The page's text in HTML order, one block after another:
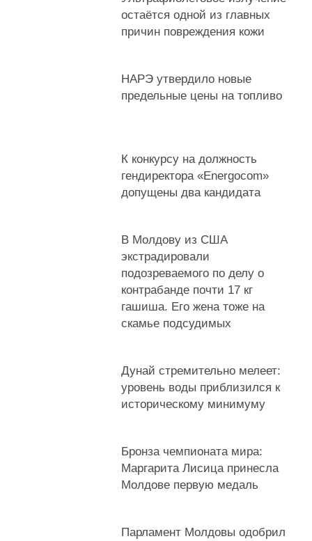
остаётся одной из главных
причин повреждения кожи
НАРЭ утвердило новые
предельные цены на топливо
К конкурсу на должность
гендиректора «Energocom»
допущены два кандидата
В Молдову из США
экстрадировали
подозреваемого по делу о
контрабанде почти 17 кг
гашиша. Его жена тоже на
скамье подсудимых
Дунай стремительно мелеет:
уровень воды приблизился к
историческому минимуму
Бронза чемпионата мира:
Маргарита Лисица принесла
Молдове первую медаль
Парламент Молдовы одобрил